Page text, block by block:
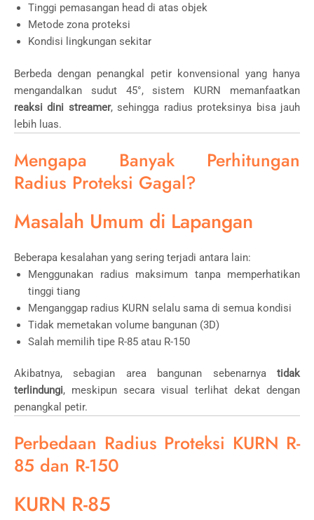
Tinggi pemasangan head di atas objek
Metode zona proteksi
Kondisi lingkungan sekitar
Berbeda dengan penangkal petir konvensional yang hanya
mengandalkan sudut 45°, sistem KURN memanfaatkan
reaksi dini streamer, sehingga radius proteksinya bisa jauh
lebih luas.
Mengapa Banyak Perhitungan
Radius Proteksi Gagal?
Masalah Umum di Lapangan
Beberapa kesalahan yang sering terjadi antara lain:
Menggunakan radius maksimum tanpa memperhatikan
tinggi tiang
Menganggap radius KURN selalu sama di semua kondisi
Tidak memetakan volume bangunan (3D)
Salah memilih tipe R-85 atau R-150
Akibatnya, sebagian area bangunan sebenarnya tidak
terlindungi, meskipun secara visual terlihat dekat dengan
penangkal petir.
Perbedaan Radius Proteksi KURN R-
85 dan R-150
KURN R-85